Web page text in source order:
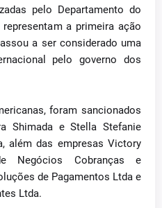
pelo Departamento do
a primeira ação
a ser considerado uma
pelo governo dos
foram sancionados
Shimada e Stella Stefanie
além das empresas Victory
Negócios Cobranças e
de Pagamentos Ltda e
Ltda.